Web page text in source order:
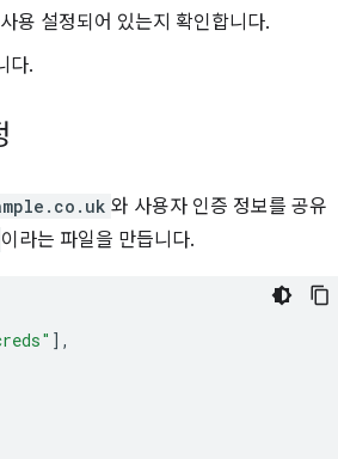
용 설정되어 있는지 확인합니다.
다.
와 사용자 인증 정보를 공유
이라는 파일을 만듭니다.
],